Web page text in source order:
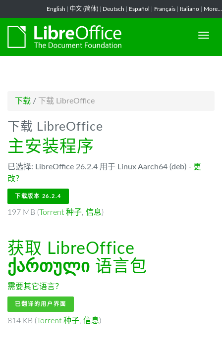
English 中文 (简体) Deutsch Español Français Italiano More...
下载 / 下载 LibreOffice
下载 LibreOffice
主安装程序
已选择: LibreOffice 26.2.4 用于 Linux Aarch64 (deb) - 更
改？
下载版本 26.2.4
197 MB (Torrent 种子, 信息)
获取 LibreOffice
ქართული 语言包
需要其它语言？
已翻译的用户界面
814 KB (Torrent 种子, 信息)